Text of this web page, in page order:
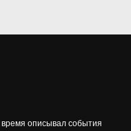
время описывал события